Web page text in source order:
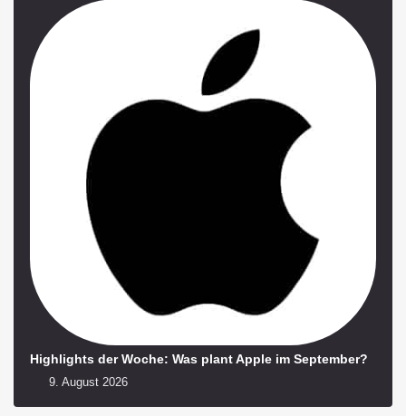
Highlights der Woche: Was plant Apple im September?
9. August 2026